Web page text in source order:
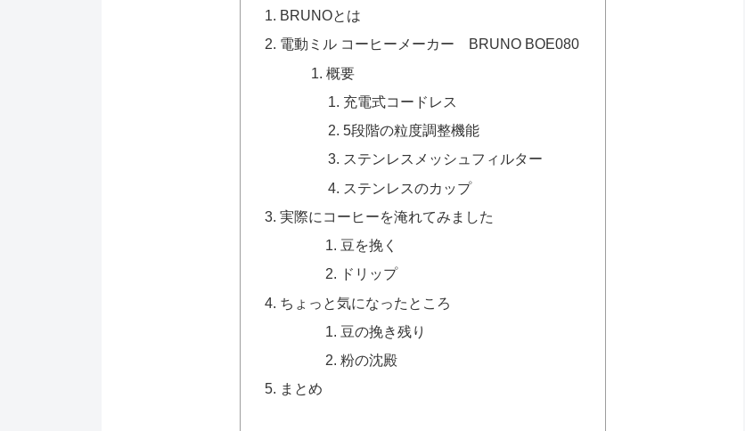
BRUNOとは
電動ミル コーヒーメーカー BRUNO BOE080
概要
充電式コードレス
5段階の粒度調整機能
ステンレスメッシュフィルター
ステンレスのカップ
実際にコーヒーを淹れてみました
豆を挽く
ドリップ
ちょっと気になったところ
豆の挽き残り
粉の沈殿
まとめ